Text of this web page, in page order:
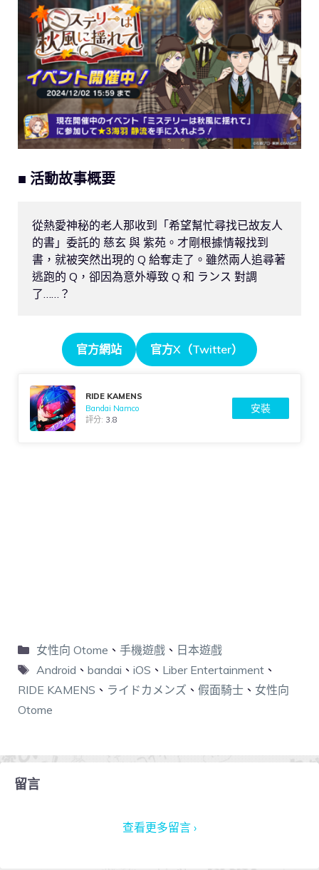
■ 活動故事概要
從熱愛神秘的老人那收到「希望幫忙尋找已故友人
的書」委託的 慈玄 與 紫苑。才剛根據情報找到
書，就被突然出現的 Q 給奪走了。雖然兩人追尋著
逃跑的 Q，卻因為意外導致 Q 和 ランス 對調
了……？
官方網站 官方X（Twitter）
RIDE KAMENS
Bandai Namco
評分: 3.8
安裝
女性向 Otome 、 手機遊戲、 日本遊戲
Android 、 bandai 、 iOS 、 Liber Entertainment、
RIDE KAMENS 、 ライドカメンズ 、 假面騎士 、 女性向
Otome
留言
查看更多留言 ›